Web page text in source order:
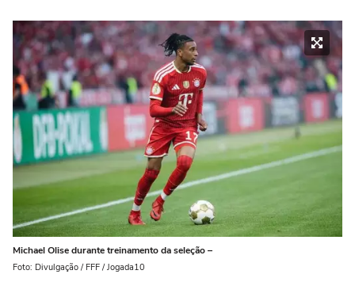
Michael Olise durante treinamento da seleção –
Foto: Divulgação / FFF / Jogada10